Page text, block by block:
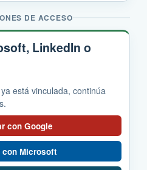
DE ACCESO
LinkedIn o
está vinculada, continúa
con Google
con Microsoft